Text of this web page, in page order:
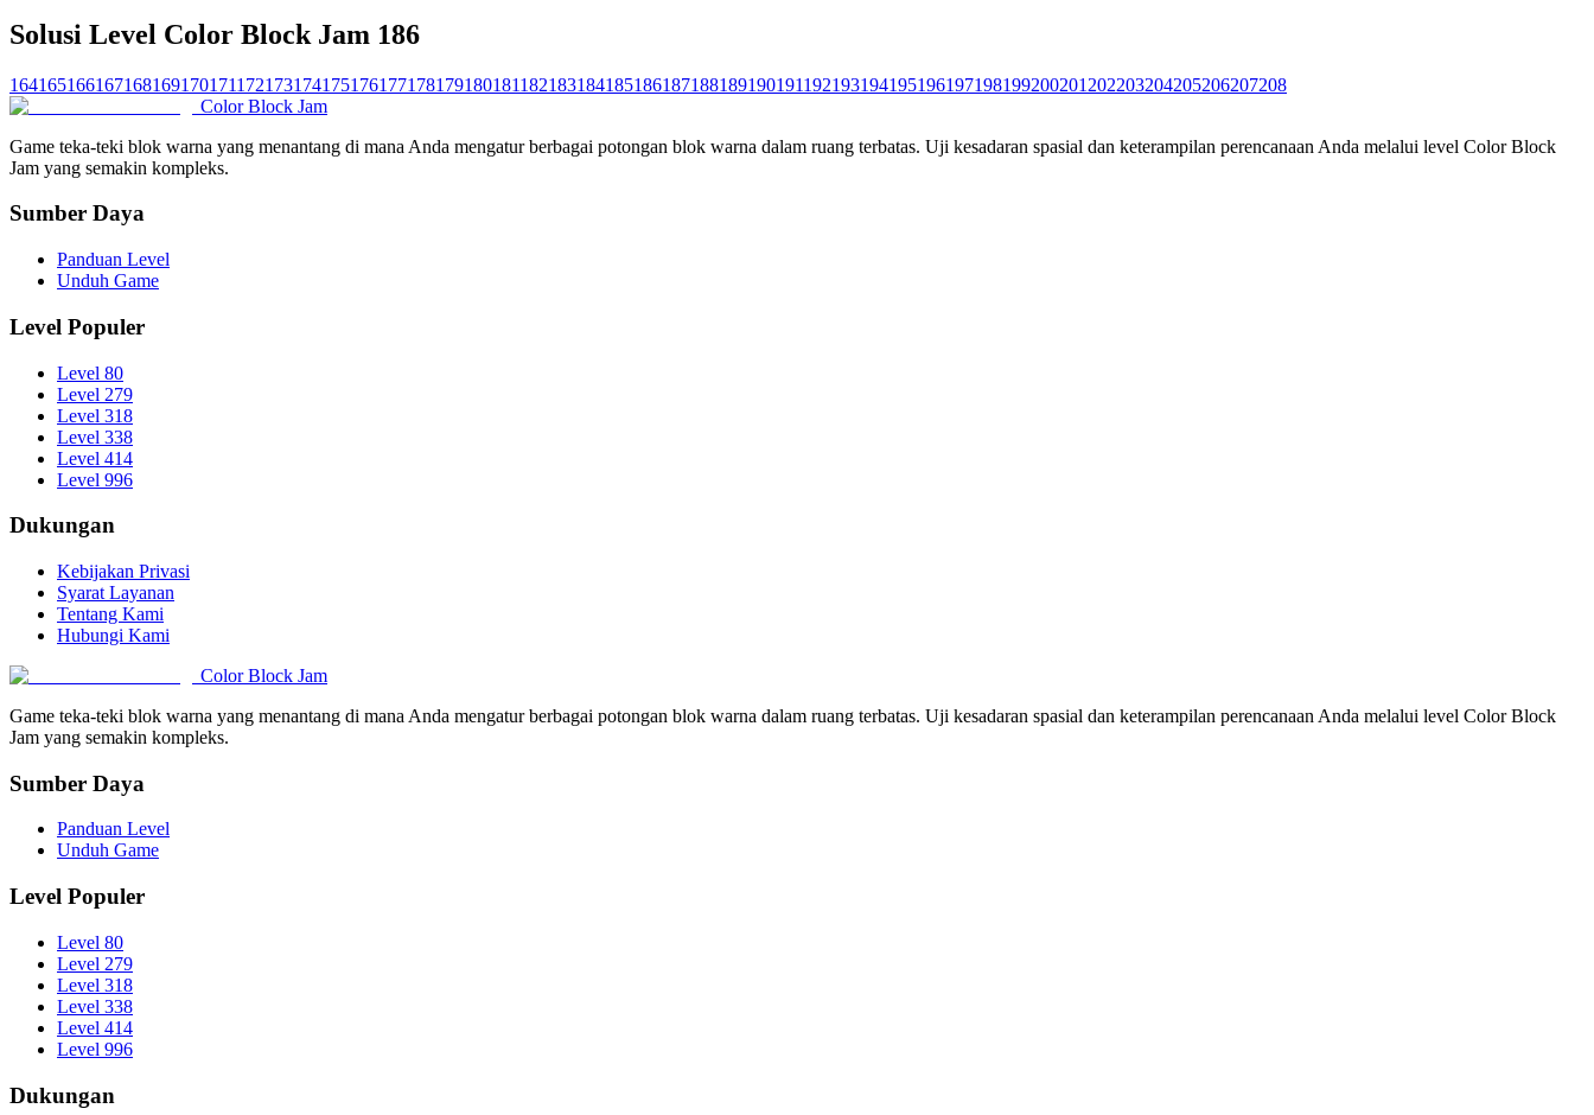
Solusi Level Color Block Jam 186
164165166167168169170171172173174175176177178179180181182183184185186187188189190191192193194195196197198199200201 202203204205206207208
Color Block Jam
Game teka-teki blok warna yang menantang di mana Anda mengatur berbagai potongan blok warna dalam ruang terbatas. Uji kesadaran spasial dan keterampilan perencanaan Anda melalui level Color Block
Jam yang semakin kompleks.
Sumber Daya
Panduan Level
Unduh Game
Level Populer
Level 80
Level 279
Level 318
Level 338
Level 414
Level 996
Dukungan
Kebijakan Privasi
Syarat Layanan
Tentang Kami
Hubungi Kami
Color Block Jam
Game teka-teki blok warna yang menantang di mana Anda mengatur berbagai potongan blok warna dalam ruang terbatas. Uji kesadaran spasial dan keterampilan perencanaan Anda melalui level Color Block
Jam yang semakin kompleks.
Sumber Daya
Panduan Level
Unduh Game
Level Populer
Level 80
Level 279
Level 318
Level 338
Level 414
Level 996
Dukungan